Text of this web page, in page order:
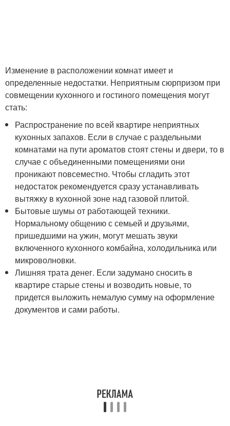
Изменение в расположении комнат имеет и
определенные недостатки. Неприятным сюрпризом при
совмещении кухонного и гостиного помещения могут
стать:
Распространение по всей квартире неприятных
кухонных запахов. Если в случае с раздельными
комнатами на пути ароматов стоят стены и двери, то в
случае с объединенными помещениями они
проникают повсеместно. Чтобы сгладить этот
недостаток рекомендуется сразу устанавливать
вытяжку в кухонной зоне над газовой плитой.
Бытовые шумы от работающей техники.
Нормальному общению с семьей и друзьями,
пришедшими на ужин, могут мешать звуки
включенного кухонного комбайна, холодильника или
микроволновки.
Лишняя трата денег. Если задумано сносить в
квартире старые стены и возводить новые, то
придется выложить немалую сумму на оформление
документов и сами работы.